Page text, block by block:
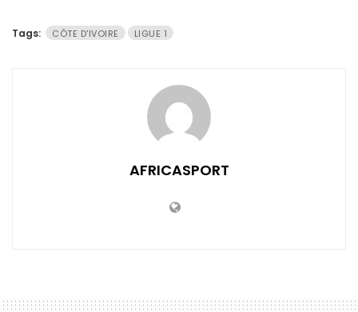
Tags: CÔTE D'IVOIRE LIGUE 1
AFRICASPORT